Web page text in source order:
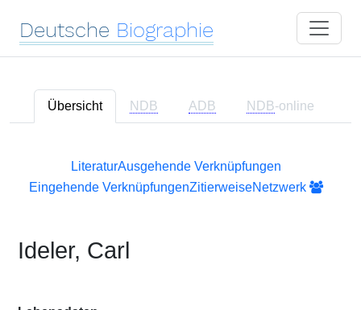
Deutsche Biographie
Übersicht NDB ADB NDB-online
LiteraturAusgehende Verknüpfungen
Eingehende VerknüpfungenZitierweiseNetzwerk
Ideler, Carl